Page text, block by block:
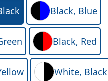
Black, Blue
Black, Red
White, Black